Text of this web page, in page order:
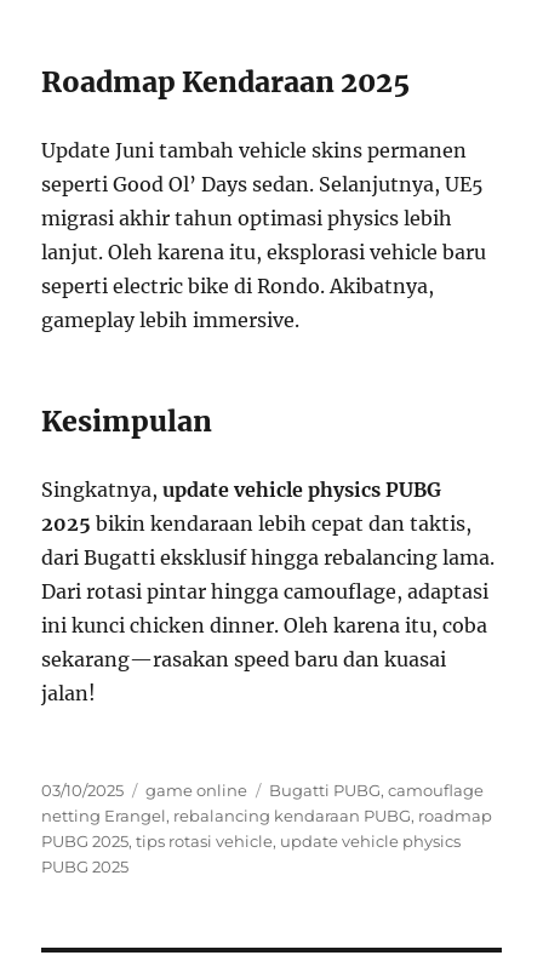
Roadmap Kendaraan 2025
Update Juni tambah vehicle skins permanen
seperti Good Ol’ Days sedan. Selanjutnya, UE5
migrasi akhir tahun optimasi physics lebih
lanjut. Oleh karena itu, eksplorasi vehicle baru
seperti electric bike di Rondo. Akibatnya,
gameplay lebih immersive.
Kesimpulan
Singkatnya,update vehicle physics PUBG
2025 bikin kendaraan lebih cepat dan taktis,
dari Bugatti eksklusif hingga rebalancing lama.
Dari rotasi pintar hingga camouflage, adaptasi
ini kunci chicken dinner. Oleh karena itu, coba
sekarang—rasakan speed baru dan kuasai
jalan!
Posted
on
03/10/2025 Categories
game online Tags
Bugatti PUBG,camouflage
netting Erangel, rebalancing kendaraan PUBG, roadmap
PUBG 2025,tips rotasi vehicle, update vehicle physics
PUBG 2025